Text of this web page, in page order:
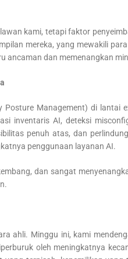
kami, tetapi faktor
mereka, yang mewakili
dan memenangkan
Posture Management) di
inventaris AI, deteksi
penuh atas, dan
penggunaan layanan AI.
dan sangat
ahli. Minggu ini, kami
oleh meningkatnya